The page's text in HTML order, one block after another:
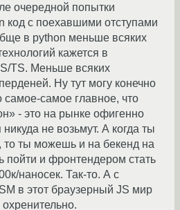
очередной попытки
код с поехавшими отступами
в python меньше всяких
кажется в
TS. Меньше всяких
Ну тут могу конечно
самое-самое главное, что
- это на рынке офигенно
не возьмут. А когда ты
то ты можешь и на бекенд на
пойти и фронтендером стать
наносек. Так-то. А с
в этот браузерный JS мир